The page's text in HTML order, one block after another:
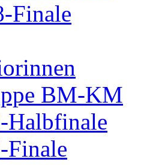
Finale
BM-KM
Halbfinale
Finale